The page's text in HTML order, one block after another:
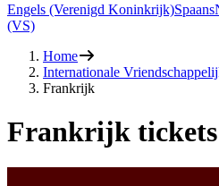
Engels (Verenigd Koninkrijk)Spaans
(VS)
Home
Internationale
Frankrijk
Frankrijk tickets